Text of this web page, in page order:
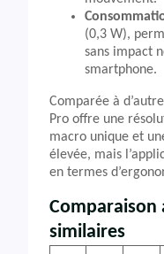
(0,3 W),
sans impact
smartphone.
Comparée à
Pro offre une
macro unique et
élevée, mais
en termes
Comparaison
similaires